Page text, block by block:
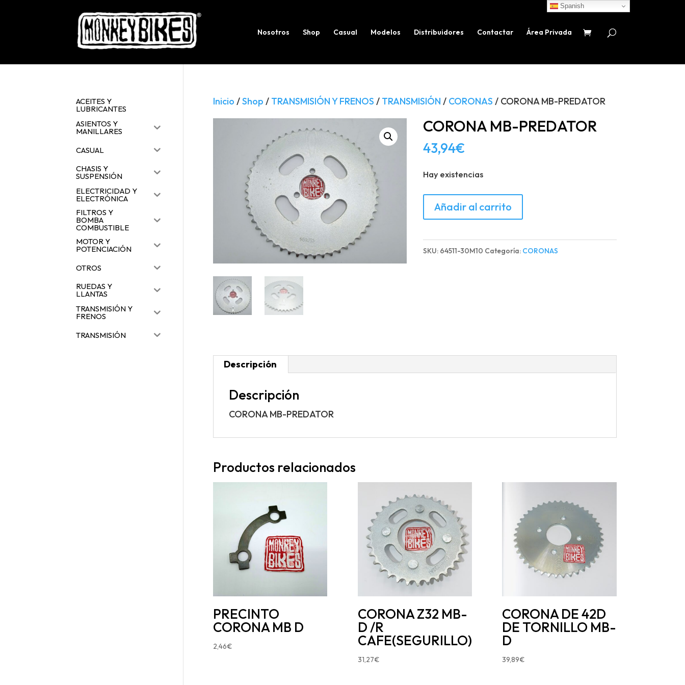
Nosotros Shop Casual Modelos Distribuidores Contactar Área Privada
productos
Inicio /Shop / TRANSMISIÓN Y FRENOS / TRANSMISIÓN / CORONAS / CORONA MB-PREDATOR
CORONA MB-PREDATOR
43,94€
Hay existencias
CORONA
MB-
cantidad
Añadir al carrito
SKU: 64511-30M10 Categoría: CORONAS
Descripción
Descripción
CORONA MB-PREDATOR
Productos relacionados
PRECINTO
CORONA MB D
2,46€
CORONA Z32 MB-
D /R
CAFE(SEGURILLO)
31,27€
CORONA DE 42D
DE TORNILLO MB-
D
39,89€
ACEITES Y
LUBRICANTES
ASIENTOS Y
MANILLARES
CASUAL
CHASIS Y
SUSPENSIÓN
ELECTRICIDAD Y
ELECTRÓNICA
FILTROS Y
BOMBA
COMBUSTIBLE
MOTOR Y
POTENCIACIÓN
OTROS
RUEDAS Y
LLANTAS
TRANSMISIÓN Y
FRENOS
TRANSMISIÓN
Spanish